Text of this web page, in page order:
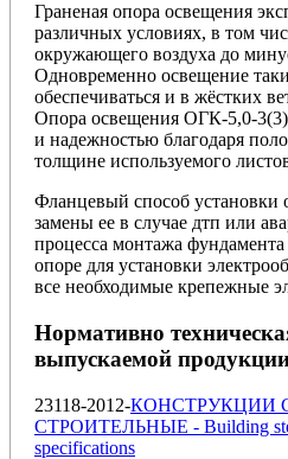
Граненая опора освещения
различных условиях, в том
окружающего воздуха до
Одновременно освещение
обеспечиваться и в жёстких
Опора освещения ОГК-5,0-3(3)
и надежностью благодаря
толщине используемого
Фланцевый способ установки
замены ее в случае дтп или
процесса монтажа
опоре для установки
все необходимые крепежные
Нормативно
выпускаемой
23118-2012-КОНСТРУКЦИИ
СТРОИТЕЛЬНЫЕ - Building
specifications